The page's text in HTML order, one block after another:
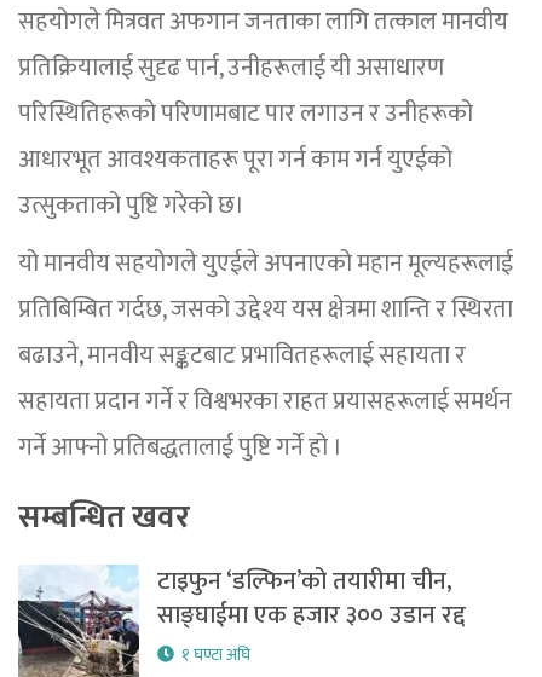
सहयोगले मित्रवत अफगान जनताका लागि तत्काल मानवीय
प्रतिक्रियालाई सुदृढ पार्न, उनीहरूलाई यी असाधारण
परिस्थितिहरूको परिणामबाट पार लगाउन र उनीहरूको
आधारभूत आवश्यकताहरू पूरा गर्न काम गर्न युएईको
उत्सुकताको पुष्टि गरेको छ।
यो मानवीय सहयोगले युएईले अपनाएको महान मूल्यहरूलाई
प्रतिबिम्बित गर्दछ, जसको उद्देश्य यस क्षेत्रमा शान्ति र स्थिरता
बढाउने, मानवीय सङ्कटबाट प्रभावितहरूलाई सहायता र
सहायता प्रदान गर्ने र विश्वभरका राहत प्रयासहरूलाई समर्थन
गर्ने आफ्नो प्रतिबद्धतालाई पुष्टि गर्ने हो ।
सम्बन्धित खवर
टाइफुन ‘डल्फिन’को तयारीमा चीन,
साङ्घाईमा एक हजार ३०० उडान रद्द
१ घण्टा अघि